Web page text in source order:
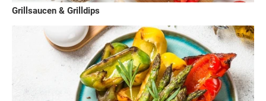
Grillsaucen & Grilldips